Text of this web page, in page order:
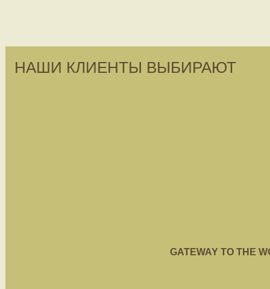
НАШИ КЛИЕНТЫ ВЫБИРАЮТ
GATEWAY TO THE